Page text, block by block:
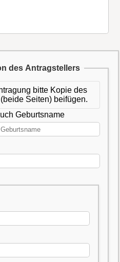
des Antragstellers
bitte Kopie des
Seiten) beifügen.
Geburtsname